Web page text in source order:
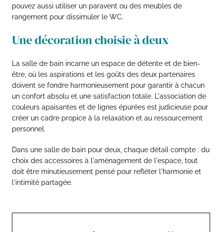
pouvez aussi utiliser un paravent ou des meubles de
rangement pour dissimuler le WC.
Une décoration choisie à deux
La salle de bain incarne un espace de détente et de bien-
être, où les aspirations et les goûts des deux partenaires
doivent se fondre harmonieusement pour garantir à chacun
un confort absolu et une satisfaction totale. L'association de
couleurs apaisantes et de lignes épurées est judicieuse pour
créer un cadre propice à la relaxation et au ressourcement
personnel.
Dans une salle de bain pour deux, chaque détail compte : du
choix des accessoires à l'aménagement de l'espace, tout
doit être minutieusement pensé pour refléter l'harmonie et
l'intimité partagée.